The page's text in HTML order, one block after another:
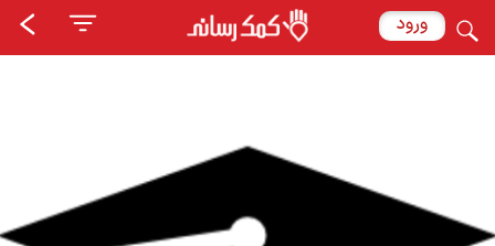
ورود